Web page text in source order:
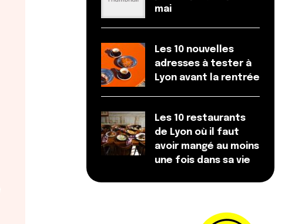
mai
Les 10 nouvelles
adresses à tester à
Lyon avant la rentrée
Les 10 restaurants
de Lyon où il faut
avoir mangé au moins
une fois dans sa vie